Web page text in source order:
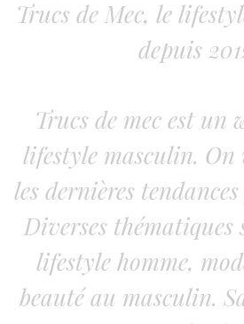
Trucs de Mec, le
depuis
Trucs de mec est un
lifestyle masculin. On
les dernières
Diverses thématiques
lifestyle homme,
beauté au masculin.